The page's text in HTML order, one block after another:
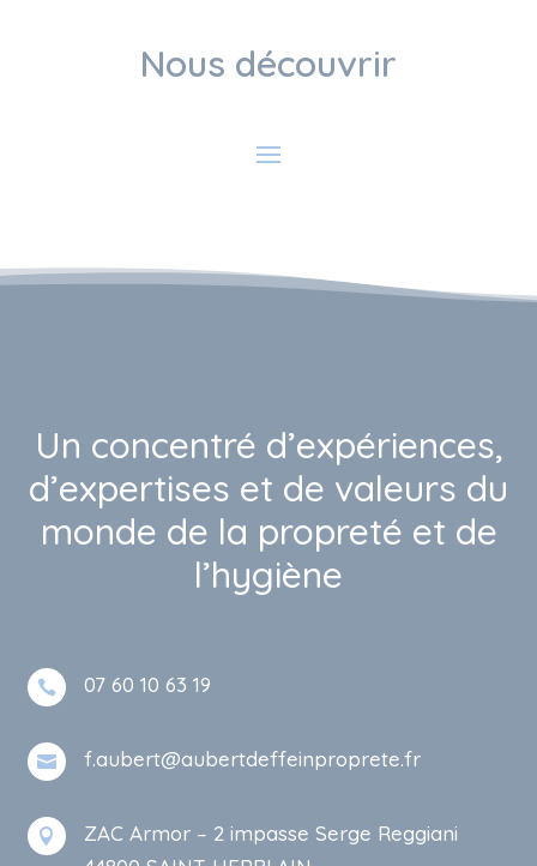
Nous découvrir
Un concentré d’expériences,
d’expertises et de valeurs du
monde de la propreté et de
l’hygiène
 07 60 10 63 19
 f.aubert@aubertdeffeinproprete.fr

ZAC Armor – 2 impasse Serge Reggiani